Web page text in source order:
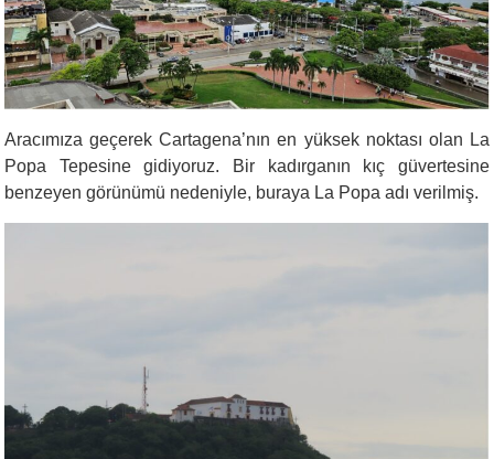
Aracımıza geçerek Cartagena’nın en yüksek noktası olan La
Popa Tepesine gidiyoruz. Bir kadırganın kıç güvertesine
benzeyen görünümü nedeniyle, buraya La Popa adı verilmiş.